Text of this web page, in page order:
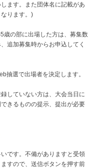
ます。また団体名に記載があ
ります。)
歳の部に出場した方は、募集数
追加募集時からお申込してく
抽選で出場者を決定します。
していない方は、大会当日に
きるものの提示、提出が必要
です。不備がありますと受領
すので、送信ボタンを押す前